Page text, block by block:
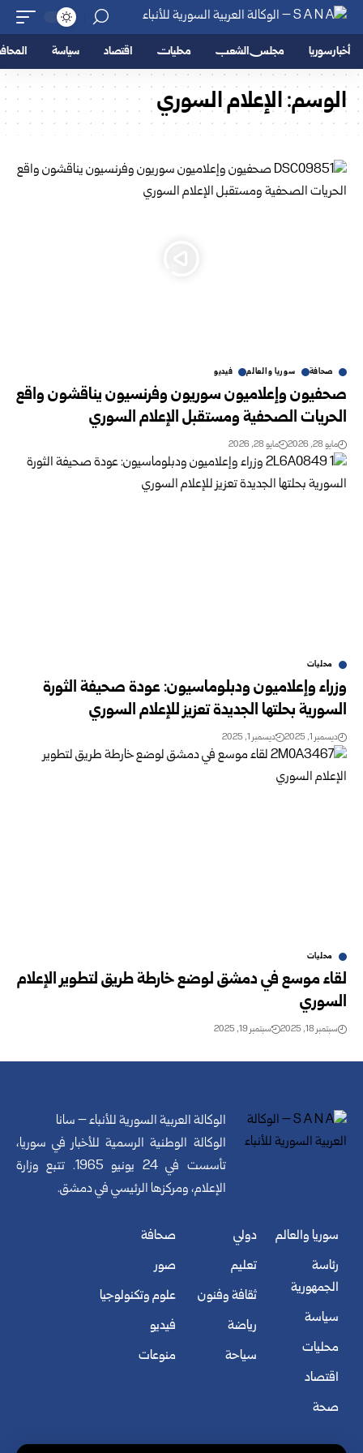
أخبار سوريا مجلس الشعب محليات اقتصاد سياسة
الوسم:الإعلام السوري
صحافة سوريا والعالم فيديو
صحفيون وإعلاميون سوريون وفرنسيون يناقشون واقع
الحريات الصحفية ومستقبل الإعلام السوري
مايو 28, 2026 مايو 28, 2026
محليات
وزراء وإعلاميون ودبلوماسيون: عودة صحيفة الثورة
السورية بحلتها الجديدة تعزيز للإعلام السوري
ديسمبر 1, 2025 ديسمبر 1, 2025
محليات
لقاء موسع في دمشق لوضع خارطة طريق لتطوير الإعلام
السوري
سبتمبر 18, 2025 سبتمبر 19, 2025
الوكالة العربية السورية للأنباء – سانا
الوكالة الوطنية الرسمية للأخبار في سوريا،
تأسست في 24 يونيو 1965. تتبع وزارة
الإعلام، ومركزها الرئيسي في دمشق.
سوريا والعالم
رئاسة
الجمهورية
سياسة
محليات
اقتصاد
صحة
دولي
تعليم
ثقافة وفنون
رياضة
سياحة
صحافة
صور
علوم وتكنولوجيا
فيديو
منوعات